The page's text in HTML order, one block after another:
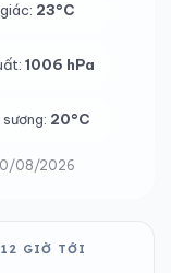
23°C
1006 hPa
20°C
08/2026
GIỜ TỚI